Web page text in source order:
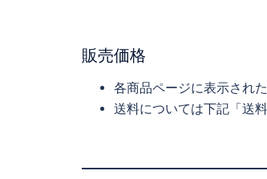
販売価格
各商品ページに表示され
送料については下記「送